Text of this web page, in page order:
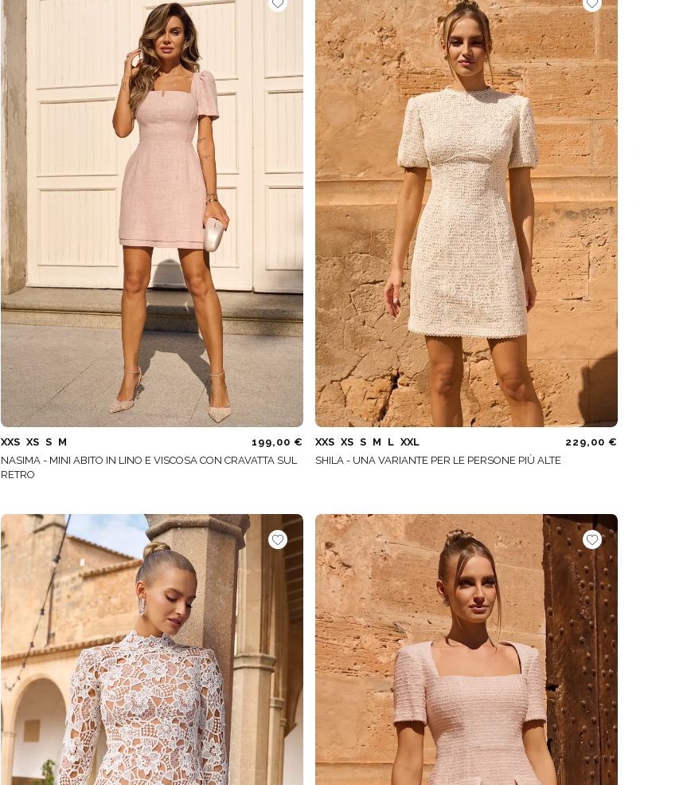
XXS XS S M
199,00 €
NASIMA - MINI ABITO IN LINO E VISCOSA CON CRAVATTA SUL
RETRO
XXS XS S M L XXL
229,00 €
SHILA - UNA VARIANTE PER LE PERSONE PIÙ ALTE